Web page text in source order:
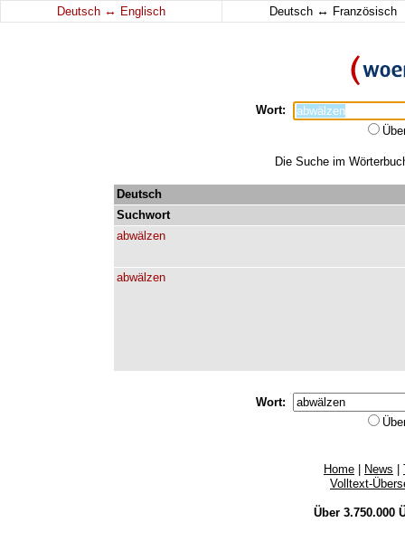
Deutsch ↔ Englisch Deutsch ↔ Französisch
Wort:
Die Suche im
Deutsch
Suchwort
abwälzen
abwälzen
Wort:
Home News
Volltext-
Über 3.750.000